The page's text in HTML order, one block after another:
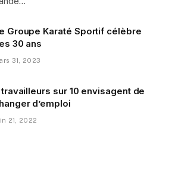
Groupe Karaté Sportif célèbre
30 ans
31, 2023
sur 10 envisagent de
d’emploi
21, 2022